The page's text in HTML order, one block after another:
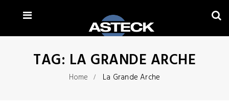
TAG: LA GRANDE ARCHE
Home La Grande Arche